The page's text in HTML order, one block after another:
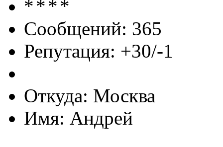
Сообщений: 365
Репутация: +30/-1
Откуда: Москва
Имя: Андрей